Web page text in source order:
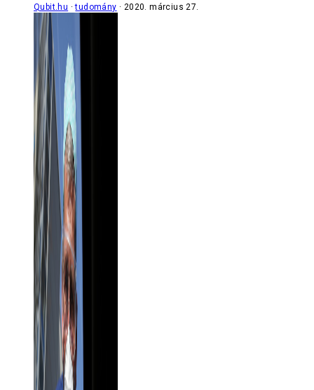
Qubit.hu tudomány 2020. március 27.